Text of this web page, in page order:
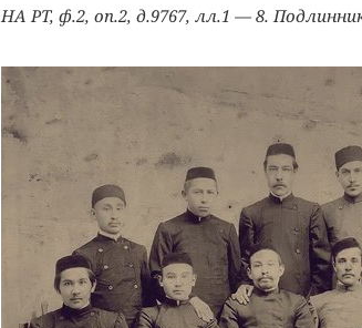
НА РТ, ф.2, оп.2, д.9767, лл.1 — 8.